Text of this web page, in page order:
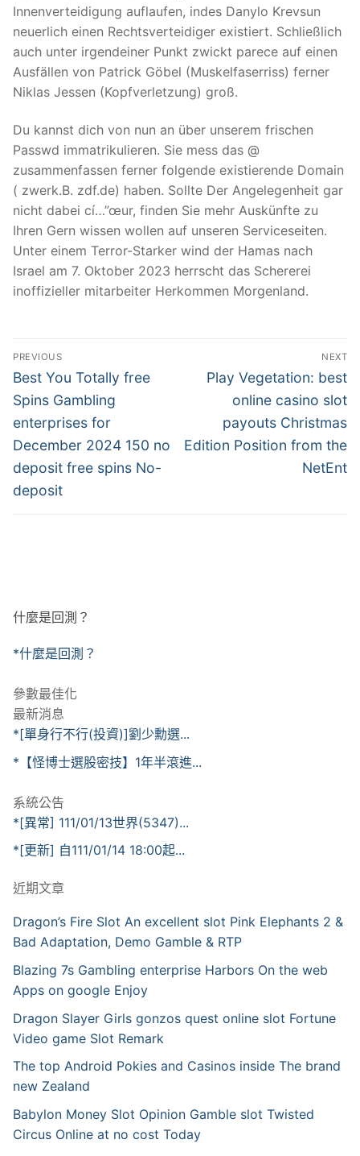
Innenverteidigung auflaufen, indes Danylo Krevsun
neuerlich einen Rechtsverteidiger existiert. Schließlich
auch unter irgendeiner Punkt zwickt parece auf einen
Ausfällen von Patrick Göbel (Muskelfaserriss) ferner
Niklas Jessen (Kopfverletzung) groß.
Du kannst dich von nun an über unserem frischen
Passwd immatrikulieren. Sie mess das @
zusammenfassen ferner folgende existierende Domain
( zwerk.B. zdf.de) haben. Sollte Der Angelegenheit gar
nicht dabei cí…”œur, finden Sie mehr Auskünfte zu
Ihren Gern wissen wollen auf unseren Serviceseiten.
Unter einem Terror-Starker wind der Hamas nach
Israel am 7. Oktober 2023 herrscht das Schererei
inoffizieller mitarbeiter Herkommen Morgenland.
文
章
導
覽
PREVIOUS
Previous
post:
Best You Totally free
Spins Gambling
enterprises for
December 2024 150 no
deposit free spins No-
deposit
NEXT
Next
post:
Play Vegetation: best
online casino slot
payouts Christmas
Edition Position from the
NetEnt
什麼是回測？
*什麼是回測？
參數最佳化
最新消息
*[單身行不行(投資)]劉少勳選...
*【怪博士選股密技】1年半滾進...
系統公告
*[異常] 111/01/13世界(5347)...
*[更新] 自111/01/14 18:00起...
近期文章
Dragon’s Fire Slot An excellent slot Pink Elephants 2 &
Bad Adaptation, Demo Gamble & RTP
Blazing 7s Gambling enterprise Harbors On the web
Apps on google Enjoy
Dragon Slayer Girls gonzos quest online slot Fortune
Video game Slot Remark
The top Android Pokies and Casinos inside The brand
new Zealand
Babylon Money Slot Opinion Gamble slot Twisted
Circus Online at no cost Today